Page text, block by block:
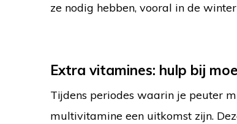
ze nodig hebben, vooral in de
Extra vitamines: hulp bij
Tijdens periodes waarin je peuter
multivitamine een uitkomst zijn.